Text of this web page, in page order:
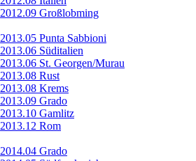
2012.09 Großlobming
2013.05 Punta Sabbioni
2013.06 Süditalien
2013.06 St. Georgen/Murau
2013.08 Rust
2013.08 Krems
2013.09 Grado
2013.10 Gamlitz
2013.12 Rom
2014.04 Grado